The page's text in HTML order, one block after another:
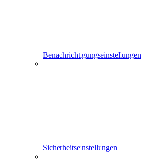
Benachrichtigungseinstellungen
Sicherheitseinstellungen